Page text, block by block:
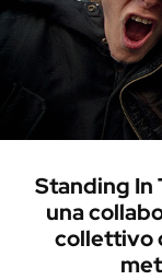
Standing In
una
collettivo